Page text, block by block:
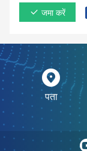
जमा करें
पता